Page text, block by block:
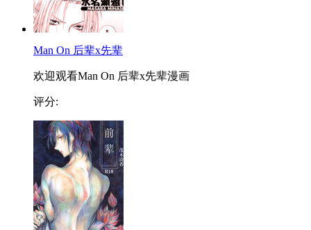
Man On 后辈x先辈
欢迎观看Man On 后辈x先辈漫画
评分: